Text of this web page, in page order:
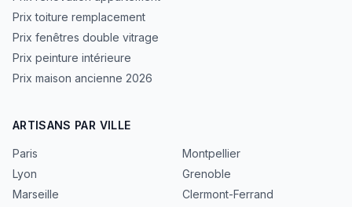
Prix toiture remplacement
Prix fenêtres double vitrage
Prix peinture intérieure
Prix maison ancienne 2026
ARTISANS PAR VILLE
Paris
Lyon
Marseille
Montpellier
Grenoble
Clermont-Ferrand